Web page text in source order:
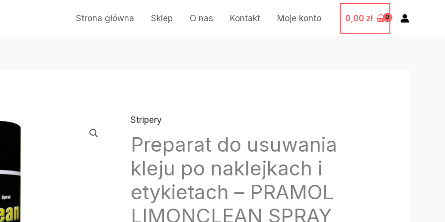
Strona główna Sklep O nas Kontakt Moje konto 0,00 zł
Stripery
Preparat do usuwania
kleju po naklejkach i
etykietach – PRAMOL
LIMONCLEAN SPRAY